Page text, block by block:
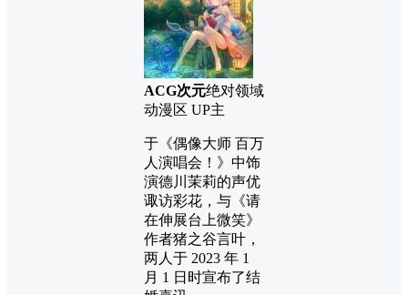
ACG次元绝对领域
动漫区 UP主
于《偶像大师 百万
人演唱会！》中饰
演德川茉莉的声优
诹访彩花，与《请
在伸展台上微笑》
作者猪之谷言叶，
两人于 2023 年 1
月 1 日时宣布了结